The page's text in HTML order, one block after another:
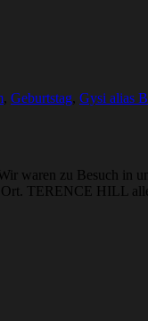
, Geburtstag, Gysi alias
waren zu Besuch
TERENCE HILL